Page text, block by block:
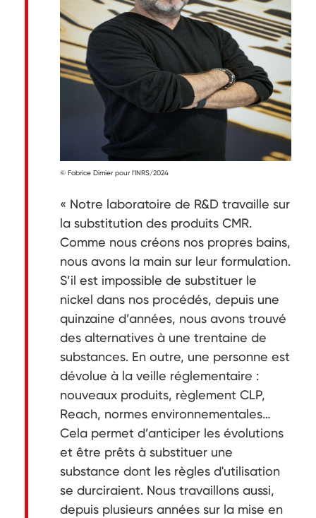
© Fabrice Dimier pour l'INRS/2024
« Notre laboratoire de R&D travaille sur
la substitution des produits CMR.
Comme nous créons nos propres bains,
nous avons la main sur leur formulation.
S’il est impossible de substituer le
nickel dans nos procédés, depuis une
quinzaine d’années, nous avons trouvé
des alternatives à une trentaine de
substances. En outre, une personne est
dévolue à la veille réglementaire :
nouveaux produits, règlement CLP,
Reach, normes environnementales…
Cela permet d’anticiper les évolutions
et être prêts à substituer une
substance dont les règles d'utilisation
se durciraient. Nous travaillons aussi,
depuis plusieurs années sur la mise en